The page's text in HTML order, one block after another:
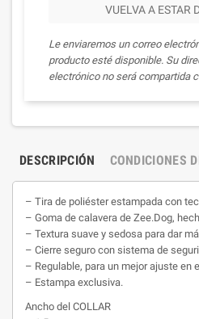
VUELVA A ESTAR
Le enviaremos un correo
producto esté disponible. Su
electrónico no será compartida
DESCRIPCIÓN CONDICIONES
– Tira de poliéster estampada con
– Goma de calavera de Zee.Dog,
– Textura suave y sedosa para dar
– Cierre seguro con sistema de
– Regulable, para un mejor ajuste en
– Estampa exclusiva.
Ancho del COLLAR